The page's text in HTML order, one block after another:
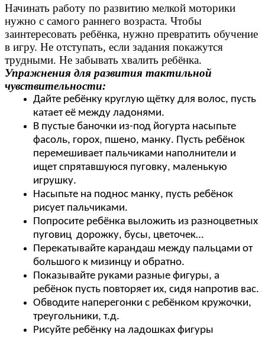
Начинать работу по развитию мелкой моторики
нужно с самого раннего возраста. Чтобы
заинтересовать ребёнка, нужно превратить обучение
в игру. Не отступать, если задания покажутся
трудными. Не забывать хвалить ребёнка.
Упражнения для развития тактильной
чувствительности:
Дайте ребёнку круглую щётку для волос, пусть
катает её между ладонями.
В пустые баночки из-под йогурта насыпьте
фасоль, горох, пшено, манку. Пусть ребёнок
перемешивает пальчиками наполнители и
ищет спрятавшуюся пуговку, маленькую
игрушку.
Насыпьте на поднос манку, пусть ребёнок
рисует пальчиками.
Попросите ребёнка выложить из разноцветных
пуговиц дорожку, бусы, цветочек…
Перекатывайте карандаш между пальцами от
большого к мизинцу и обратно.
Показывайте руками разные фигуры, а
ребёнок пусть повторяет их, сидя напротив вас.
Обводите наперегонки с ребёнком кружочки,
треугольники, т.д.
Рисуйте ребёнку на ладошках фигуры